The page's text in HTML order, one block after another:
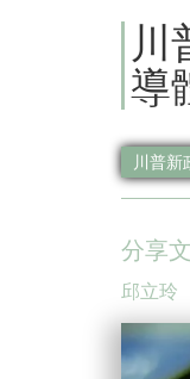
川
導
川普新
分享
邱立玲